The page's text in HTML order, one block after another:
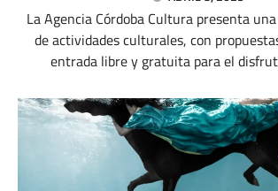
La Agencia Córdoba Cultura presenta
de actividades culturales, con
entrada libre y gratuita para el